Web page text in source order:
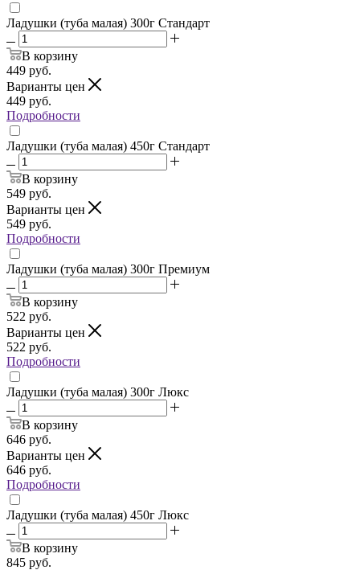
Ладушки (туба малая) 300г Стандарт
В корзину
449 руб.
Варианты цен
449 руб.
Подробности
Ладушки (туба малая) 450г Стандарт
В корзину
549 руб.
Варианты цен
549 руб.
Подробности
Ладушки (туба малая) 300г Премиум
В корзину
522 руб.
Варианты цен
522 руб.
Подробности
Ладушки (туба малая) 300г Люкс
В корзину
646 руб.
Варианты цен
646 руб.
Подробности
Ладушки (туба малая) 450г Люкс
В корзину
845 руб.